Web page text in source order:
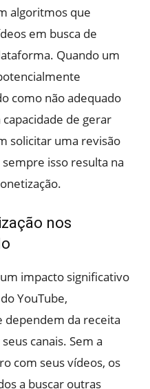
algoritmos que
em busca de
Quando um
como não adequado
de gerar
solicitar uma revisão
isso resulta na
nos
impacto significativo
YouTube,
dependem da receita
canais. Sem a
com seus vídeos, os
a buscar outras